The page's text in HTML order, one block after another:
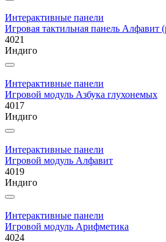
Интерактивные панели
Игровая тактильная панель Алфавит
4021
Индиго
Интерактивные панели
Игровой модуль Азбука глухонемых
4017
Индиго
Интерактивные панели
Игровой модуль Алфавит
4019
Индиго
Интерактивные панели
Игровой модуль Арифметика
4024